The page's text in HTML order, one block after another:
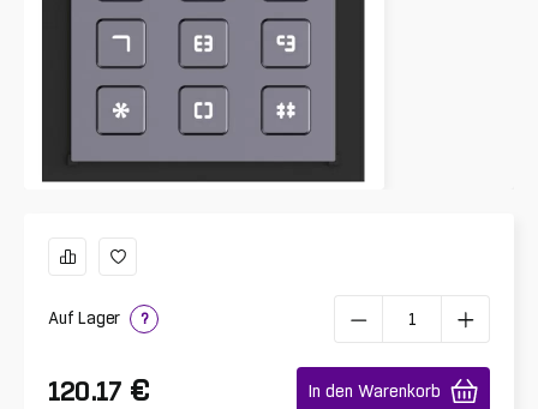
Auf Lager ?
120.17 € In den Warenkorb